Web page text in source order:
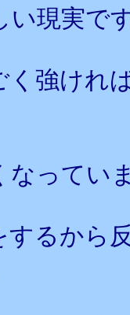
い現実で
く強けれ
なってい
るから